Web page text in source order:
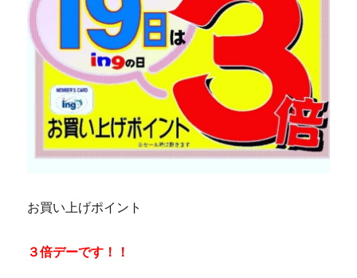
お買い上げポイント
３倍デーです！！